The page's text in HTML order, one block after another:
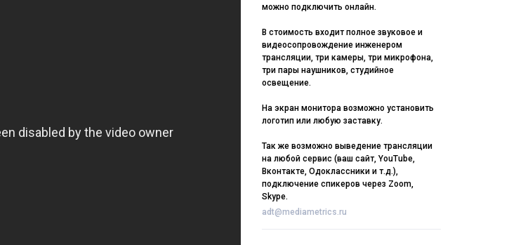
можно подключить онлайн.
В стоимость входит полное звуковое и
видеосопровождение инженером
трансляции, три камеры, три микрофона,
три пары наушников, студийное
освещение.
На экран монитора возможно установить
логотип или любую заставку.
Так же возможно выведение трансляции
на любой сервис (ваш сайт, YouTube,
Вконтакте, Одоклассники и т.д.),
подключение спикеров через Zoom,
Skype.
adt@mediametrics.ru